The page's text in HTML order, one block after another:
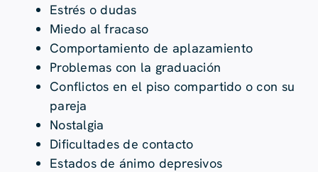
Estrés o dudas
Miedo al fracaso
Comportamiento de aplazamiento
Problemas con la graduación
Conflictos en el piso compartido o con su
pareja
Nostalgia
Dificultades de contacto
Estados de ánimo depresivos